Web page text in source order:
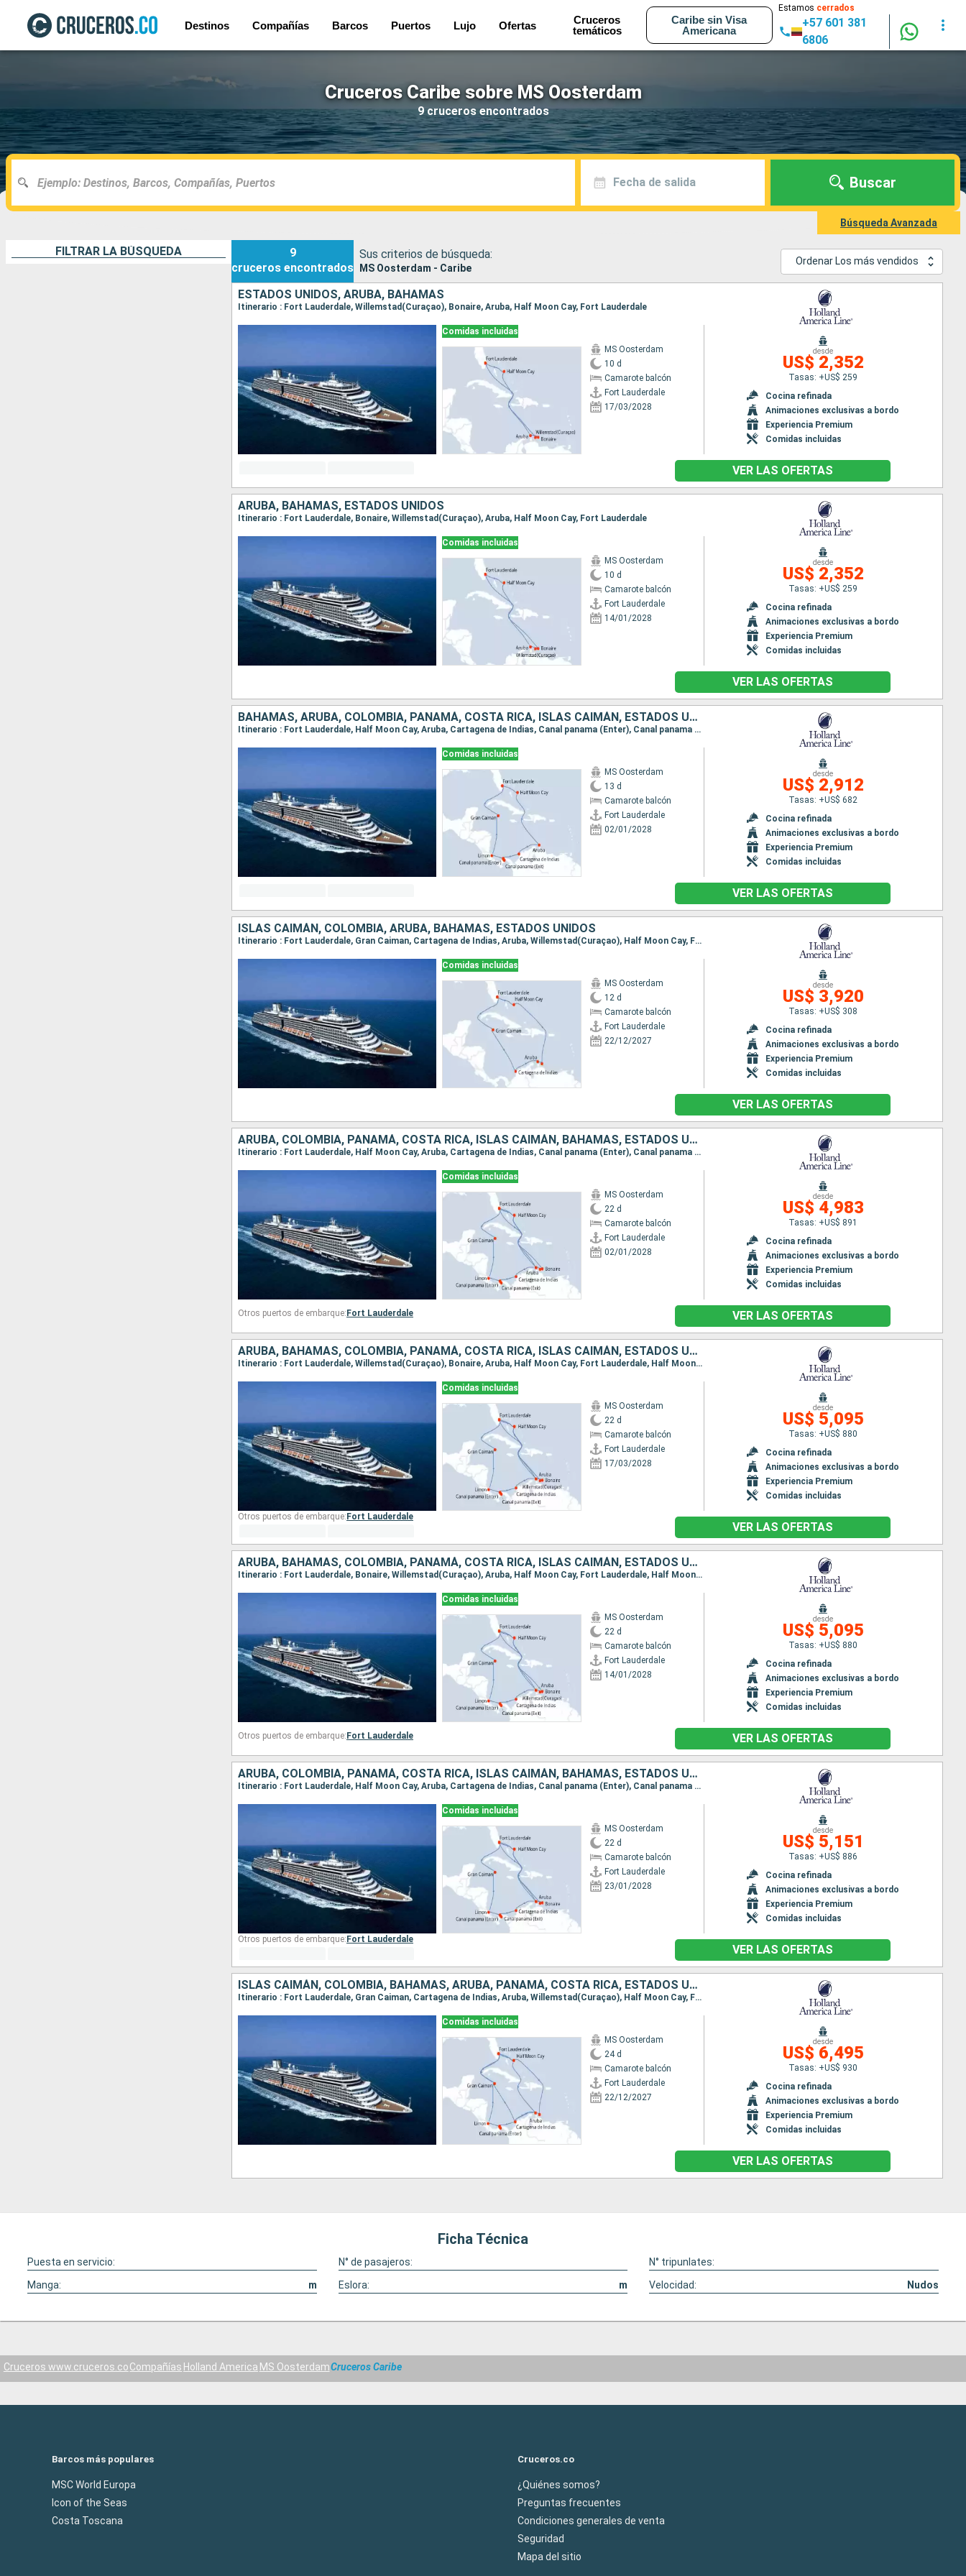
Destinos Compañías Barcos Puertos Lujo Ofertas
Cruceros
temáticos
Caribe sin Visa
Americana
Estamos cerrados
+57 601 381
6806
Cruceros Caribe sobre MS Oosterdam
9 cruceros encontrados
Fecha de salida Buscar
Búsqueda Avanzada
FILTRAR LA BÚSQUEDA
9
cruceros encontrados
Sus criterios de búsqueda:
MS Oosterdam - Caribe
Ordenar Los más vendidos
ESTADOS UNIDOS, ARUBA, BAHAMAS
Itinerario : Fort Lauderdale, Willemstad(Curaçao), Bonaire, Aruba, Half Moon Cay, Fort Lauderdale
Comidas incluidas
MS Oosterdam
10 d
Camarote balcón
Fort Lauderdale
17/03/2028
desde
US$ 2,352
Tasas: +US$ 259
Cocina refinada
Animaciones exclusivas a bordo
Experiencia Premium
Comidas incluidas
VER LAS OFERTAS
ARUBA, BAHAMAS, ESTADOS UNIDOS
Itinerario : Fort Lauderdale, Bonaire, Willemstad(Curaçao), Aruba, Half Moon Cay, Fort Lauderdale
Comidas incluidas
MS Oosterdam
10 d
Camarote balcón
Fort Lauderdale
14/01/2028
desde
US$ 2,352
Tasas: +US$ 259
Cocina refinada
Animaciones exclusivas a bordo
Experiencia Premium
Comidas incluidas
VER LAS OFERTAS
BAHAMAS, ARUBA, COLOMBIA, PANAMÁ, COSTA RICA, ISLAS CAIMÁN, ESTADOS UNIDOS
Itinerario : Fort Lauderdale, Half Moon Cay, Aruba, Cartagena de Indias, Canal panama (Enter), Canal panama (Exit), Colón - Panama, Canal panama (Enter), Canal panama (Exit), Colón - Panama, Limon, Gran Caiman, Fort Lauderdale
Comidas incluidas
MS Oosterdam
13 d
Camarote balcón
Fort Lauderdale
02/01/2028
desde
US$ 2,912
Tasas: +US$ 682
Cocina refinada
Animaciones exclusivas a bordo
Experiencia Premium
Comidas incluidas
VER LAS OFERTAS
ISLAS CAIMÁN, COLOMBIA, ARUBA, BAHAMAS, ESTADOS UNIDOS
Itinerario : Fort Lauderdale, Gran Caiman, Cartagena de Indias, Aruba, Willemstad(Curaçao), Half Moon Cay, Fort Lauderdale
Comidas incluidas
MS Oosterdam
12 d
Camarote balcón
Fort Lauderdale
22/12/2027
desde
US$ 3,920
Tasas: +US$ 308
Cocina refinada
Animaciones exclusivas a bordo
Experiencia Premium
Comidas incluidas
VER LAS OFERTAS
ARUBA, COLOMBIA, PANAMÁ, COSTA RICA, ISLAS CAIMÁN, BAHAMAS, ESTADOS UNIDOS
Itinerario : Fort Lauderdale, Half Moon Cay, Aruba, Cartagena de Indias, Canal panama (Enter), Canal panama (Exit), Colón - Panama, Canal panama (Enter), Canal panama (Exit), Colón - Panama, Limon, Gran Caiman, Fort Lauderdale, Bonaire, Willemstad(Curaçao), Aruba, Half Moon Cay, Fort Lauderdale
Comidas incluidas
MS Oosterdam
22 d
Camarote balcón
Fort Lauderdale
02/01/2028
desde
US$ 4,983
Tasas: +US$ 891
Cocina refinada
Animaciones exclusivas a bordo
Experiencia Premium
Comidas incluidas
Otros puertos de embarque: Fort Lauderdale VER LAS OFERTAS
ARUBA, BAHAMAS, COLOMBIA, PANAMÁ, COSTA RICA, ISLAS CAIMÁN, ESTADOS UNIDOS
Itinerario : Fort Lauderdale, Willemstad(Curaçao), Bonaire, Aruba, Half Moon Cay, Fort Lauderdale, Half Moon Cay, Aruba, Cartagena de Indias, Canal panama (Enter), Canal panama (Exit), Colón - Panama, Canal panama (Enter), Canal panama (Exit), Colón - Panama, Limon, Gran Caiman, Fort Lauderdale
Comidas incluidas
MS Oosterdam
22 d
Camarote balcón
Fort Lauderdale
17/03/2028
desde
US$ 5,095
Tasas: +US$ 880
Cocina refinada
Animaciones exclusivas a bordo
Experiencia Premium
Comidas incluidas
Otros puertos de embarque: Fort Lauderdale
VER LAS OFERTAS
ARUBA, BAHAMAS, COLOMBIA, PANAMÁ, COSTA RICA, ISLAS CAIMÁN, ESTADOS UNIDOS
Itinerario : Fort Lauderdale, Bonaire, Willemstad(Curaçao), Aruba, Half Moon Cay, Fort Lauderdale, Half Moon Cay, Aruba, Cartagena de Indias, Canal panama (Enter), Canal panama (Exit), Colón - Panama, Canal panama (Enter), Canal panama (Exit), Colón - Panama, Limon, Gran Caiman, Fort Lauderdale
Comidas incluidas
MS Oosterdam
22 d
Camarote balcón
Fort Lauderdale
14/01/2028
desde
US$ 5,095
Tasas: +US$ 880
Cocina refinada
Animaciones exclusivas a bordo
Experiencia Premium
Comidas incluidas
Otros puertos de embarque: Fort Lauderdale VER LAS OFERTAS
ARUBA, COLOMBIA, PANAMÁ, COSTA RICA, ISLAS CAIMÁN, BAHAMAS, ESTADOS UNIDOS
Itinerario : Fort Lauderdale, Half Moon Cay, Aruba, Cartagena de Indias, Canal panama (Enter), Canal panama (Exit), Colón - Panama, Canal panama (Enter), Canal panama (Exit), Colón - Panama, Limon, Gran Caiman, Fort Lauderdale, Willemstad(Curaçao), Bonaire, Aruba, Half Moon Cay, Fort Lauderdale
Comidas incluidas
MS Oosterdam
22 d
Camarote balcón
Fort Lauderdale
23/01/2028
desde
US$ 5,151
Tasas: +US$ 886
Cocina refinada
Animaciones exclusivas a bordo
Experiencia Premium
Comidas incluidas
Otros puertos de embarque: Fort Lauderdale
VER LAS OFERTAS
ISLAS CAIMÁN, COLOMBIA, BAHAMAS, ARUBA, PANAMÁ, COSTA RICA, ESTADOS UNIDOS
Itinerario : Fort Lauderdale, Gran Caiman, Cartagena de Indias, Aruba, Willemstad(Curaçao), Half Moon Cay, Fort Lauderdale, Half Moon Cay, Aruba, Cartagena de Indias, Canal panama (Enter), Canal panama (Exit), Colón - Panama, Canal panama (Enter), Canal panama (Exit), Colón - Panama, Limon, Gran Caiman, Fort Lauderdale
Comidas incluidas
MS Oosterdam
24 d
Camarote balcón
Fort Lauderdale
22/12/2027
desde
US$ 6,495
Tasas: +US$ 930
Cocina refinada
Animaciones exclusivas a bordo
Experiencia Premium
Comidas incluidas
VER LAS OFERTAS
Ficha Técnica
Puesta en servicio: N° de pasajeros:
N° tripunlates:
Manga:
m Eslora: m Velocidad: Nudos
Cruceros www.cruceros.coCompañías Holland America MS OosterdamCruceros Caribe
Barcos más populares
MSC World Europa
Icon of the Seas
Costa Toscana
Cruceros.co
¿Quiénes somos?
Preguntas frecuentes
Condiciones generales de venta
Seguridad
Mapa del sitio